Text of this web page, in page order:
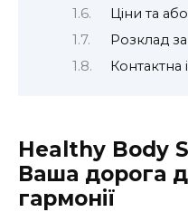
Ціни та
Розклад
Контактна
Healthy Body
Ваша дорога
гармонії